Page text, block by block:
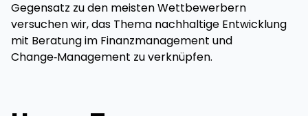
Gegensatz zu den meisten Wettbewerbern
versuchen wir, das Thema nachhaltige Entwicklung
mit Beratung im Finanzmanagement und
Change‑Management zu verknüpfen.